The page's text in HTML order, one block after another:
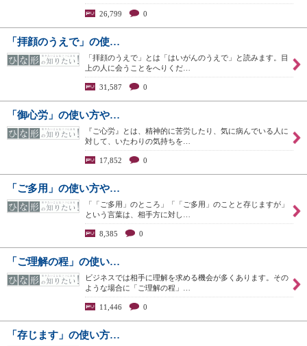
26,799 0
「拝顔のうえで」の使…
「拝顔のうえで」とは「はいがんのうえで」と読みます。目
上の人に会うことをへりくだ…
31,587 0
「御心労」の使い方や…
『ご心労』とは、精神的に苦労したり、気に病んでいる人に
対して、いたわりの気持ちを…
17,852 0
「ご多用」の使い方や…
「「ご多用」のところ」「「ご多用」のことと存じますが」
という言葉は、相手方に対し…
8,385 0
「ご理解の程」の使い…
ビジネスでは相手に理解を求める機会が多くあります。その
ような場合に「ご理解の程」…
11,446 0
「存じます」の使い方…